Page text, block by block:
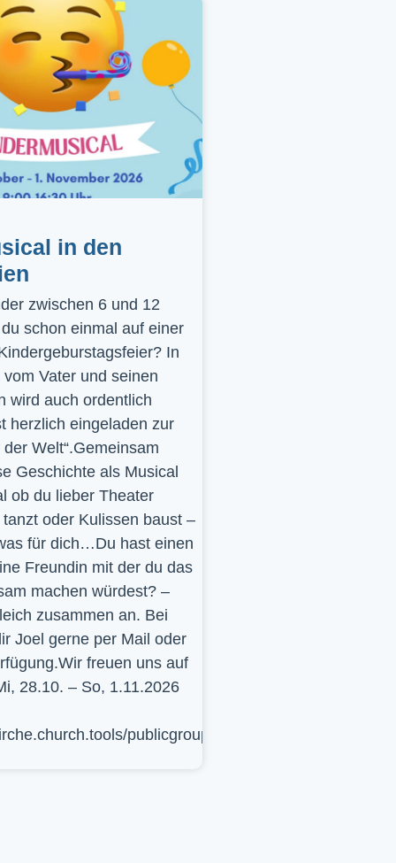
in den
zwischen 6 und 12
schon einmal auf einer
In
Vater und seinen
wird auch ordentlich
herzlich eingeladen zur
Welt“.Gemeinsam
Geschichte als Musical
ob du lieber Theater
oder Kulissen baust –
für dich…Du hast einen
Freundin mit der du das
machen würdest? –
zusammen an. Bei
Joel gerne per Mail oder
freuen uns auf
28.10. – So, 1.11.2026
publicgroup/617